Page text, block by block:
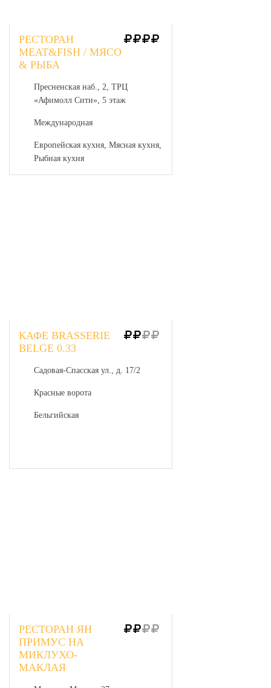
РЕСТОРАН
MEAT&FISH / МЯСО
& РЫБА
Пресненская наб., 2, ТРЦ
«Афимолл Сити», 5 этаж
Международная
Европейская кухня, Мясная кухня,
Рыбная кухня
КАФЕ BRASSERIE
BELGE 0.33
Садовая-Спасская ул., д. 17/2
Красные ворота
Бельгийская
РЕСТОРАН ЯН
ПРИМУС НА
МИКЛУХО-
МАКЛАЯ